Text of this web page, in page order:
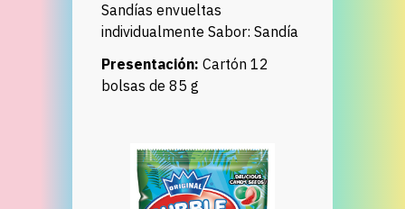
Sandías envueltas
individualmente Sabor: Sandía
Presentación: Cartón 12
bolsas de 85 g